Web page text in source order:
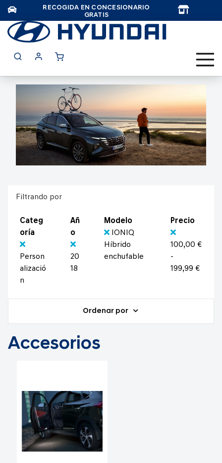
RECOGIDA EN CONCESIONARIO
GRATIS
Filtrando por
Categ
oría
Person
alizació
n
Añ
o
20
18
Modelo
IONIQ
Híbrido
enchufable
Precio
100,00 €
-
199,99 €
Ordenar por
Accesorios